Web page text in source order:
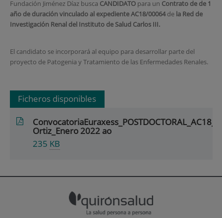
Fundación Jiménez Díaz busca CANDIDATOpara un Contrato de de 1
año deduración vinculado al expedienteAC18/00064dela Red de
Investigación Renal del Instituto de Salud Carlos III.
El candidato se incorporará al equipo para desarrollar parte del
proyecto de Patogenia y Tratamiento de las Enfermedades Renales.
Ficheros disponibles
Ortiz_Enero 2022 ao
235 KB